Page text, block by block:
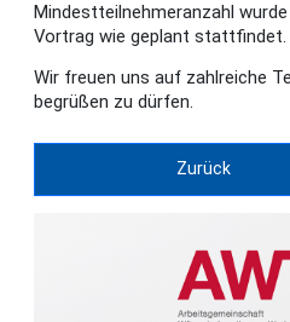
Mindestteilnehmeranzahl
Vortrag wie geplant stattfindet.
Wir freuen uns auf zahlreiche
begrüßen zu dürfen.
Zurück